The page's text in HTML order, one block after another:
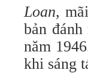
Loan,
bản
năm
khi sáng